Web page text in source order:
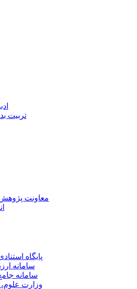
تربیت
معاونت پژوهش
پایگاه
سامانه
سامانه
وزارت